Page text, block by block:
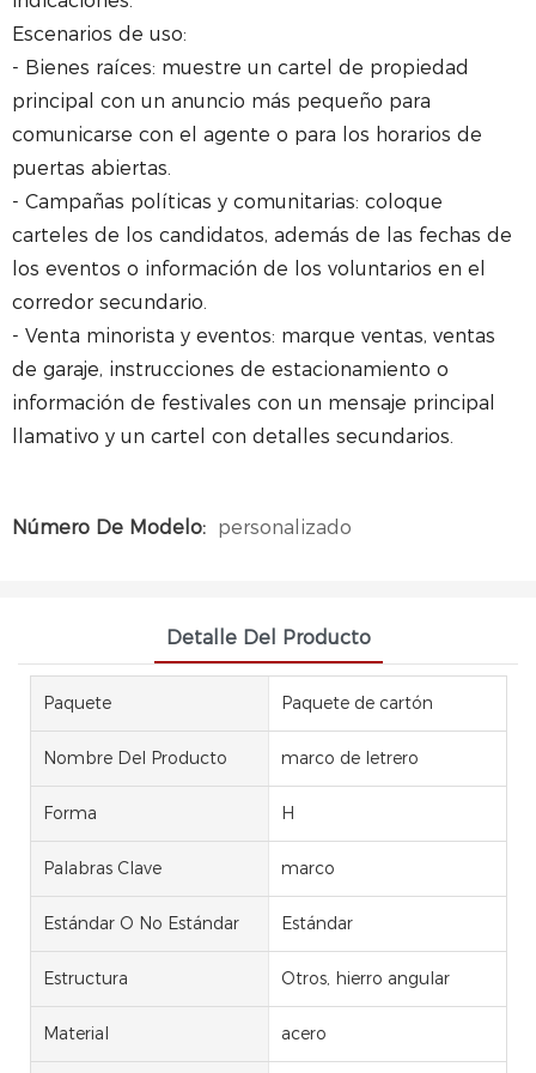
Escenarios de uso:
- Bienes raíces: muestre un cartel de propiedad
principal con un anuncio más pequeño para
comunicarse con el agente o para los horarios de
puertas abiertas.
- Campañas políticas y comunitarias: coloque
carteles de los candidatos, además de las fechas de
los eventos o información de los voluntarios en el
corredor secundario.
- Venta minorista y eventos: marque ventas, ventas
de garaje, instrucciones de estacionamiento o
información de festivales con un mensaje principal
llamativo y un cartel con detalles secundarios.
Número De Modelo: personalizado
Detalle Del Producto
Paquete Paquete de cartón
Nombre Del Producto marco de letrero
Forma H
Palabras Clave marco
Estándar O No Estándar Estándar
Estructura Otros, hierro angular
Material acero